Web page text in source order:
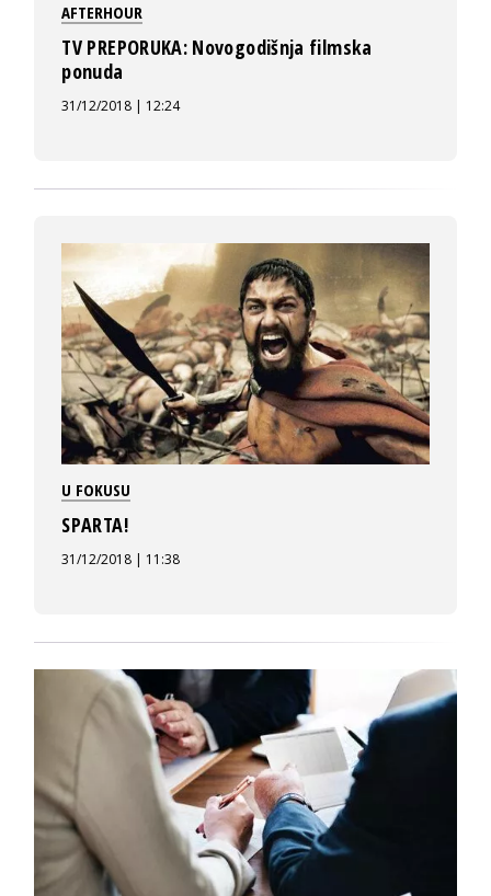
AFTERHOUR
TV PREPORUKA: Novogodišnja filmska
ponuda
31/12/2018 | 12:24
U FOKUSU
SPARTA!
31/12/2018 | 11:38